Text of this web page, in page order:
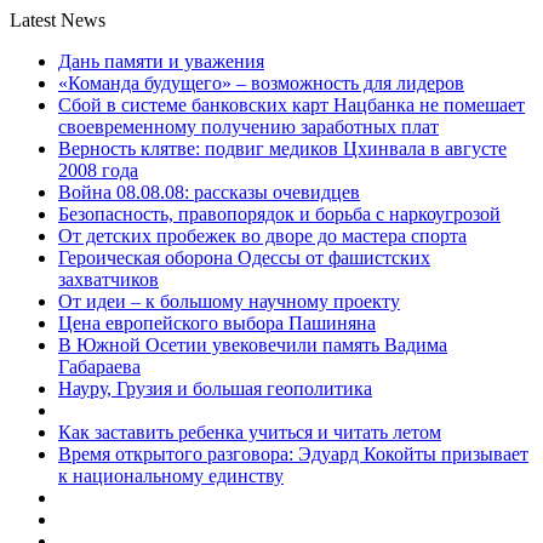
Latest News
Дань памяти и уважения
«Команда будущего» – возможность для лидеров
Сбой в системе банковских карт Нацбанка не помешает
своевременному получению заработных плат
Верность клятве: подвиг медиков Цхинвала в августе
2008 года
Война 08.08.08: рассказы очевидцев
Безопасность, правопорядок и борьба с наркоугрозой
От детских пробежек во дворе до мастера спорта
Героическая оборона Одессы от фашистских
захватчиков
От идеи – к большому научному проекту
Цена европейского выбора Пашиняна
В Южной Осетии увековечили память Вадима
Габараева
Науру, Грузия и большая геополитика
Как заставить ребенка учиться и читать летом
Время открытого разговора: Эдуард Кокойты призывает
к национальному единству